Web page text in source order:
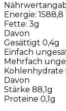
Energie: 1588,8
Fette: 3g
Davon
Gesättigt 0,4g
Einfach
Mehrfach
Kohlenhydrate
Davon
Stärke 88,1g
Proteine 0,1g